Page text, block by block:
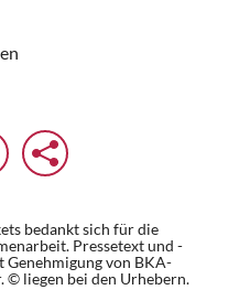
bedankt sich für die
Pressetext und -
Genehmigung von BKA-
© liegen bei den Urhebern.